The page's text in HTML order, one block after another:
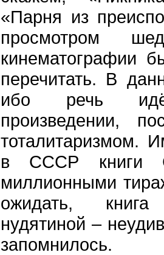
«Парня из
просмотром
кинематографии
перечитать. В
ибо речь
произведении,
тоталитаризмом.
в СССР книги
миллионными
ожидать,
нудятиной –
запомнилось.